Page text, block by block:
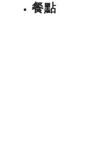
餐點